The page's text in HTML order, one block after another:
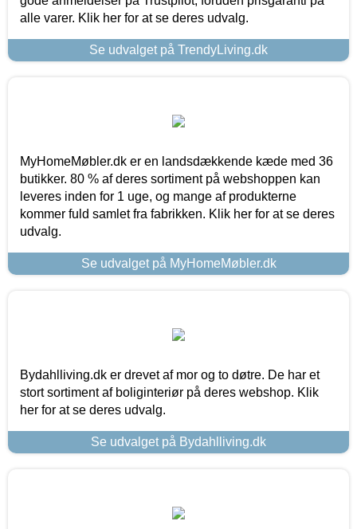
alle varer. Klik her for at se deres udvalg.
Se udvalget på TrendyLiving.dk
MyHomeMøbler.dk er en landsdækkende kæde med 36
butikker. 80 % af deres sortiment på webshoppen kan
leveres inden for 1 uge, og mange af produkterne
kommer fuld samlet fra fabrikken. Klik her for at se deres
udvalg.
Se udvalget på MyHomeMøbler.dk
Bydahlliving.dk er drevet af mor og to døtre. De har et
stort sortiment af boliginteriør på deres webshop. Klik
her for at se deres udvalg.
Se udvalget på Bydahlliving.dk